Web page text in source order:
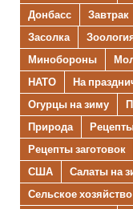
Донбасс
Завтрак
Засолка
Минобороны
НАТО
На
Огурцы на зиму
Природа
Рецепты заготовок
США
Салаты на
Сельское хозяйство